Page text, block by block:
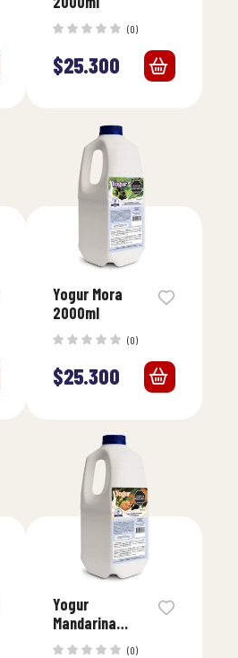
(0)
$25.300
Yogur Mora
2000ml
(0)
$25.300
Yogur
Mandarina
2000ml
(0)